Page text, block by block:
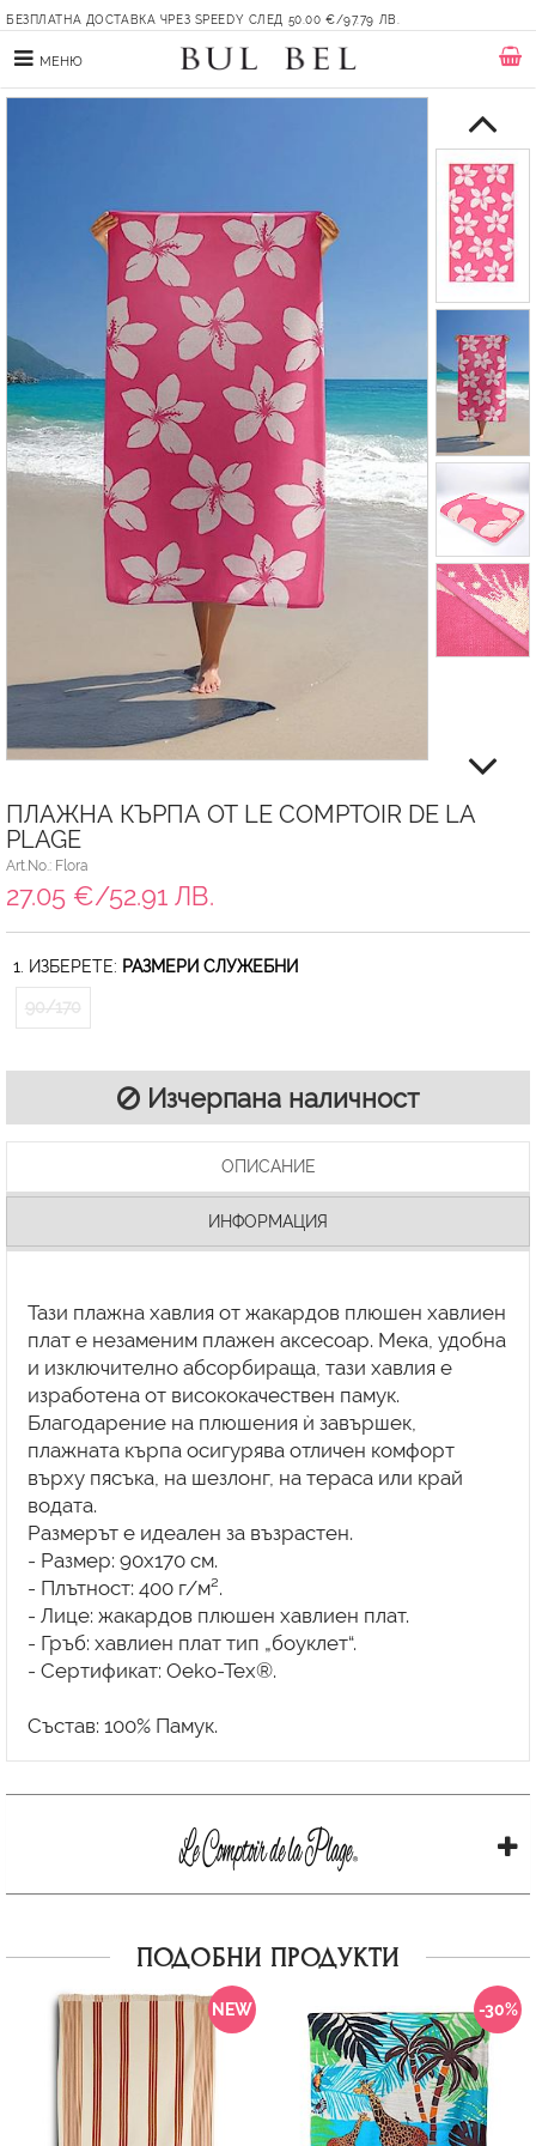
БЕЗПЛАТНА ДОСТАВКА ЧРЕЗ SPEEDY СЛЕД 50.00 €/97.79 ЛВ.
МЕНЮ
ПЛАЖНА КЪРПА ОТ LE COMPTOIR DE LA
PLAGE
Art.No.: Flora
27.05 €/52.91 ЛВ.
1. ИЗБЕРЕТЕ: РАЗМЕРИ СЛУЖЕБНИ
90/170
Изчерпана наличност
ОПИСАНИЕ
ИНФОРМАЦИЯ
Тази плажна хавлия от жакардов плюшен хавлиен
плат е незаменим плажен аксесоар. Мека, удобна
и изключително абсорбираща, тази хавлия е
изработена от висококачествен памук.
Благодарение на плюшения ѝ завършек,
плажната кърпа осигурява отличен комфорт
върху пясъка, на шезлонг, на тераса или край
водата.
Размерът е идеален за възрастен.
- Размер: 90x170 см.
- Плътност: 400 г/м².
- Лице: жакардов плюшен хавлиен плат.
- Гръб: хавлиен плат тип „боуклет“.
- Сертификат: Oeko-Tex®.
Състав: 100% Памук.
ПОДОБНИ ПРОДУКТИ
NEW -30%